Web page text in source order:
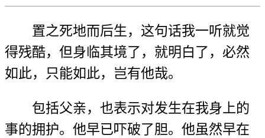
置之死地而后生，这句话我一听就觉
得残酷，但身临其境了，就明白了，必然
如此，只能如此，岂有他哉。
包括父亲，也表示对发生在我身上的
事的拥护。他早已吓破了胆。他虽然早在